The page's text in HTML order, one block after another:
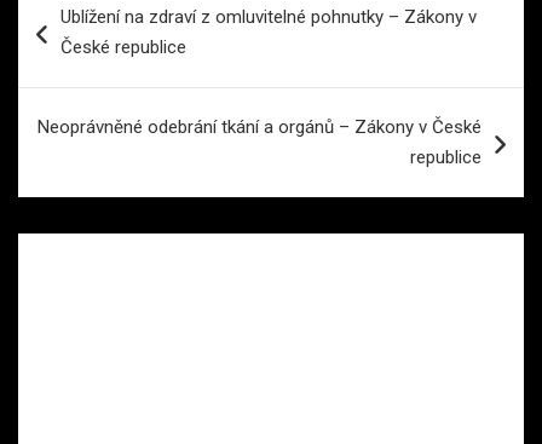
proUblížení na zdraví z omluvitelné pohnutky – Zákony v
České republice
Neoprávněné odebrání tkání a orgánů – Zákony v České
republice